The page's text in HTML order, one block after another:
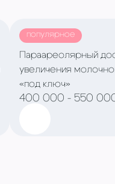
популярное
Параареолярный
увеличения
«под ключ»
400 000 - 550